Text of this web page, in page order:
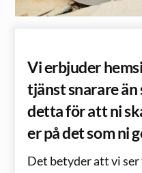
Vi erbjuder
tjänst snarare
detta för att ni
er på det som ni
Det betyder att vi